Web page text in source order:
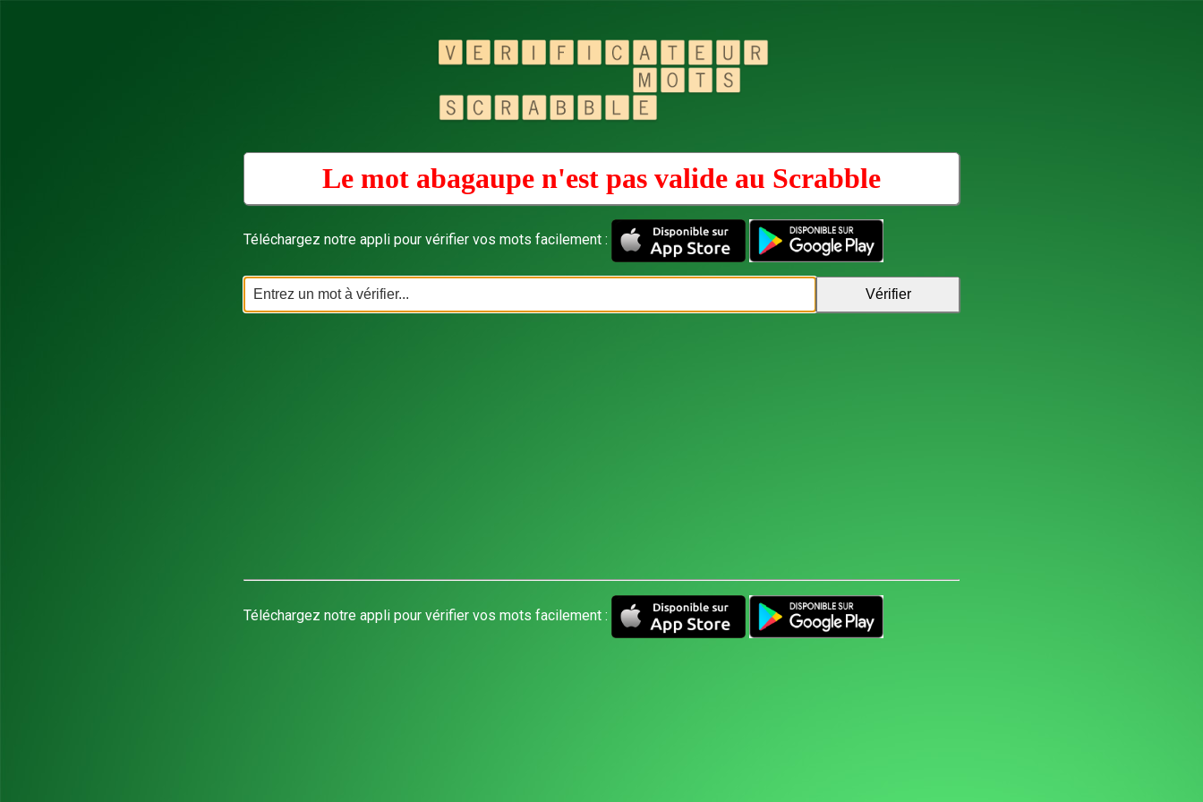
Le mot abagaupe n'est pas valide au Scrabble
Téléchargez notre appli pour vérifier vos mots facilement :
Téléchargez notre appli pour vérifier vos mots facilement :